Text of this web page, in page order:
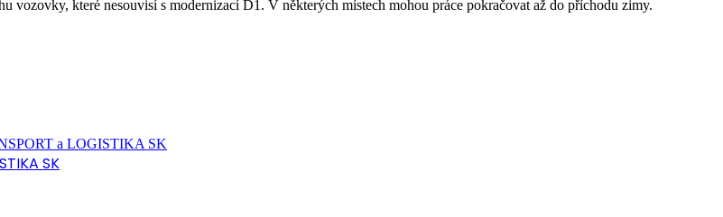
vozovky, které nesouvisí s modernizací D1. V některých místech mohou práce pokračovat až do příchodu zimy.
SK